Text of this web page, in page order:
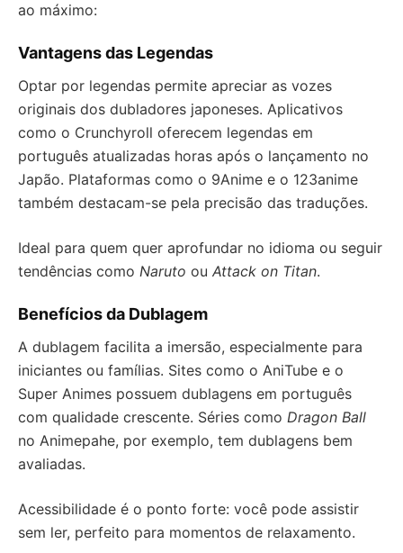
ao máximo:
Vantagens das Legendas
Optar por legendas permite apreciar as vozes
originais dos dubladores japoneses. Aplicativos
como o Crunchyroll oferecem legendas em
português atualizadas horas após o lançamento no
Japão. Plataformas como o 9Anime e o 123anime
também destacam-se pela precisão das traduções.
Ideal para quem quer aprofundar no idioma ou seguir
tendências como Naruto ou Attack on Titan.
Benefícios da Dublagem
A dublagem facilita a imersão, especialmente para
iniciantes ou famílias. Sites como o AniTube e o
Super Animes possuem dublagens em português
com qualidade crescente. Séries como Dragon Ball
no Animepahe, por exemplo, tem dublagens bem
avaliadas.
Acessibilidade é o ponto forte: você pode assistir
sem ler, perfeito para momentos de relaxamento.